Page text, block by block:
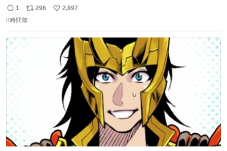
返
信
1
リ
ポ
296
い
2,897
8時間前